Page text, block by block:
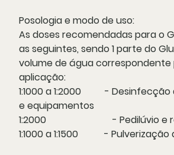
Posologia e modo de uso:
As doses recomendadas para o
as seguintes, sendo 1 parte do
volume de água
aplicação:
1:1000 a 1:2000 - Desinfecção
e equipamentos
1:2000 - Pedilúvio e
1:1000 a 1:1500 - Pulverização